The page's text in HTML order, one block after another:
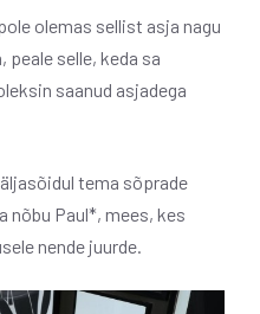
olemas sellist asja nagu
peale selle, keda sa
saanud asjadega
tema sõprade
nõbu Paul*, mees, kes
nende juurde.